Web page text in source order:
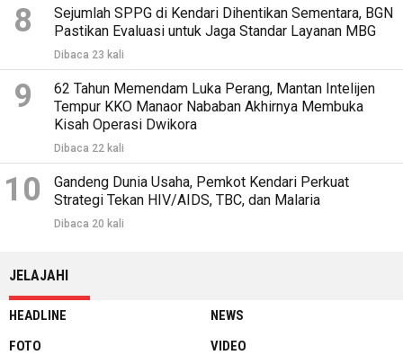
8
Sejumlah SPPG di Kendari Dihentikan Sementara, BGN
Pastikan Evaluasi untuk Jaga Standar Layanan MBG
Dibaca 23 kali
9
62 Tahun Memendam Luka Perang, Mantan Intelijen
Tempur KKO Manaor Nababan Akhirnya Membuka
Kisah Operasi Dwikora
Dibaca 22 kali
10
Gandeng Dunia Usaha, Pemkot Kendari Perkuat
Strategi Tekan HIV/AIDS, TBC, dan Malaria
Dibaca 20 kali
JELAJAHI
HEADLINE
NEWS
FOTO
VIDEO